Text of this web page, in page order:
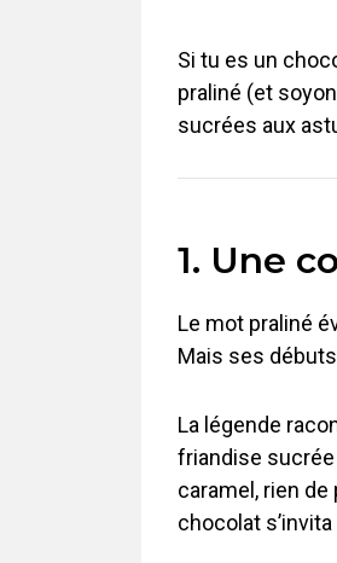
Si tu es un
praliné (et
sucrées aux
1. Une
Le mot praliné
Mais ses
La légende
friandise sucrée
caramel, rien
chocolat